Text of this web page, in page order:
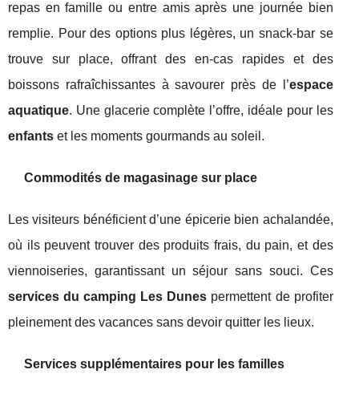
repas en famille ou entre amis après une journée bien
remplie. Pour des options plus légères, un snack-bar se
trouve sur place, offrant des en-cas rapides et des
boissons rafraîchissantes à savourer près de l’espace
aquatique. Une glacerie complète l’offre, idéale pour les
enfants et les moments gourmands au soleil.
Commodités de magasinage sur place
Les visiteurs bénéficient d’une épicerie bien achalandée,
où ils peuvent trouver des produits frais, du pain, et des
viennoiseries, garantissant un séjour sans souci. Ces
services du camping Les Dunes permettent de profiter
pleinement des vacances sans devoir quitter les lieux.
Services supplémentaires pour les familles